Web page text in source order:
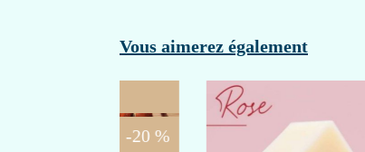
Vous aimerez également